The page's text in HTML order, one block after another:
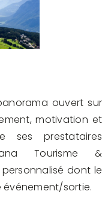
ouvert sur
motivation et
ses prestataires
Tourisme &
dont le
événement/sortie.